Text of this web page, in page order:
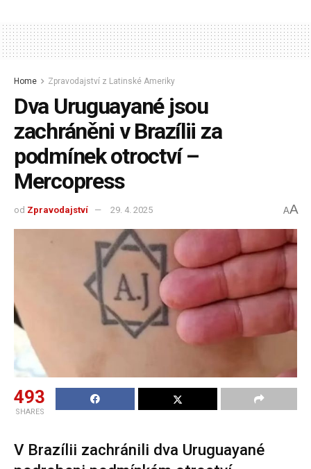
Home Zpravodajství z Latinské Ameriky
Dva Uruguayané jsou
zachráněni v Brazílii za
podmínek otroctví –
Mercopress
od Zpravodajství 29. 4. 2025 AA
493
SHARES
V Brazílii zachránili dva Uruguayané